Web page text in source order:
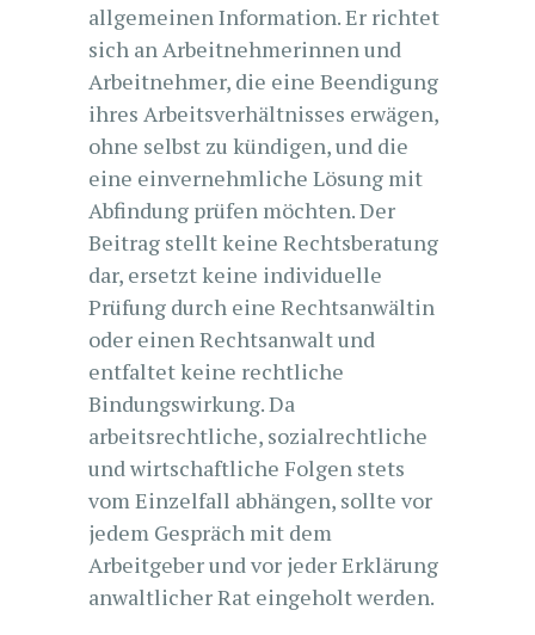
allgemeinen Information. Er richtet
sich an Arbeitnehmerinnen und
Arbeitnehmer, die eine Beendigung
ihres Arbeitsverhältnisses erwägen,
ohne selbst zu kündigen, und die
eine einvernehmliche Lösung mit
Abfindung prüfen möchten. Der
Beitrag stellt keine Rechtsberatung
dar, ersetzt keine individuelle
Prüfung durch eine Rechtsanwältin
oder einen Rechtsanwalt und
entfaltet keine rechtliche
Bindungswirkung. Da
arbeitsrechtliche, sozialrechtliche
und wirtschaftliche Folgen stets
vom Einzelfall abhängen, sollte vor
jedem Gespräch mit dem
Arbeitgeber und vor jeder Erklärung
anwaltlicher Rat eingeholt werden.